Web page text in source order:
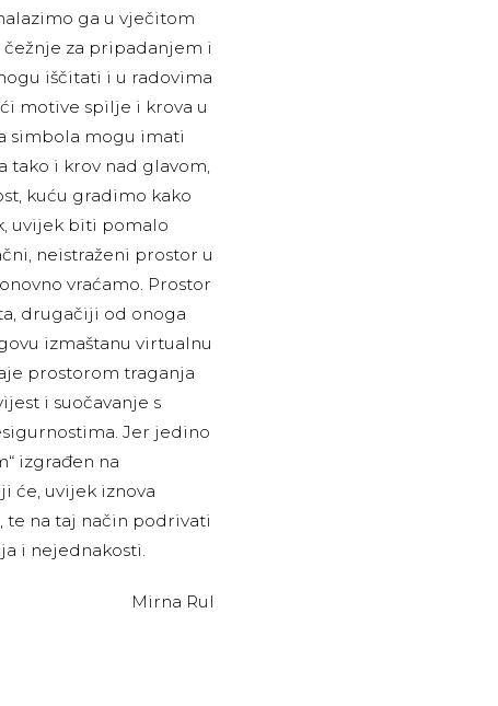
ga u vječitom
za pripadanjem i
iščitati i u radovima
motive spilje i krova u
simbola mogu imati
tako i krov nad glavom,
kuću gradimo kako
uvijek biti pomalo
neistraženi prostor u
vraćamo. Prostor
drugačiji od onoga
izmaštanu virtualnu
prostorom traganja
i suočavanje s
Jer jedino
izgrađen na
će, uvijek iznova
te na taj način podrivati
i nejednakosti.
Mirna Rul